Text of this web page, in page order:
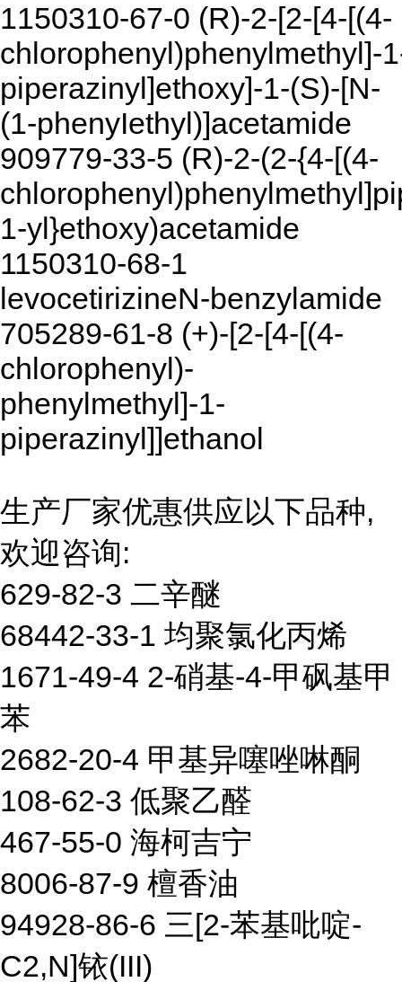
1150310-67-0 (R)-2-[2-[4-[(4-
chlorophenyl)phenylmethyl]-
piperazinyl]ethoxy]-1-(S)-[N-
(1-phenyIethyl)]acetamide
909779-33-5 (R)-2-(2-{4-[(4-
1-yl}ethoxy)acetamide
1150310-68-1
levocetirizineN-benzylamide
705289-61-8 (+)-[2-[4-[(4-
chlorophenyl)-
phenylmethyl]-1-
piperazinyl]]ethanol
生产厂家优惠供应以下品种,
欢迎咨询:
629-82-3 二辛醚
68442-33-1 均聚氯化丙烯
1671-49-4 2-硝基-4-甲砜基甲
苯
2682-20-4 甲基异噻唑啉酮
108-62-3 低聚乙醛
467-55-0 海柯吉宁
8006-87-9 檀香油
94928-86-6 三[2-苯基吡啶-
C2,N]铱(III)